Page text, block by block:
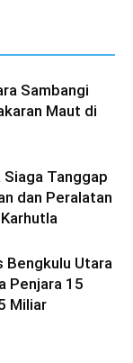
Sambangi
Maut di
Tanggap
dan Peralatan
Bengkulu Utara
Penjara 15
Miliar